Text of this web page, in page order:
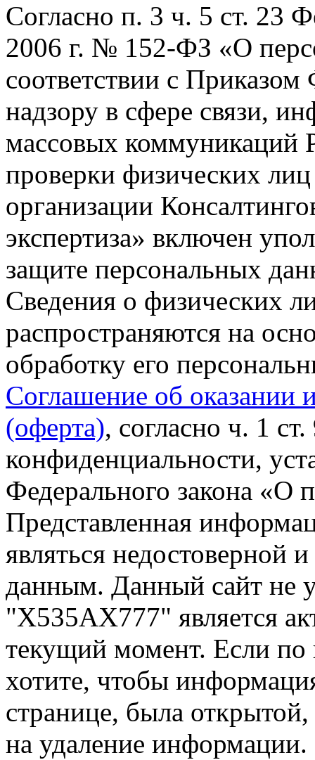
Согласно п. 3 ч. 5 ст. 23
2006 г. № 152-ФЗ «О
соответствии с
надзору в сфере связи,
массовых коммуникаций
проверки физических
организации
экспертиза» включен
защите персональных
Сведения о физических
распространяются на
обработку его
Соглашение об оказании
(оферта), согласно ч. 1
конфиденциальности,
Федерального закона «О
Представленная
являться недостоверной
данным. Данный сайт не
"Х535АХ777" является
текущий момент. Если
хотите, чтобы
странице, была открытой,
на удаление информации.